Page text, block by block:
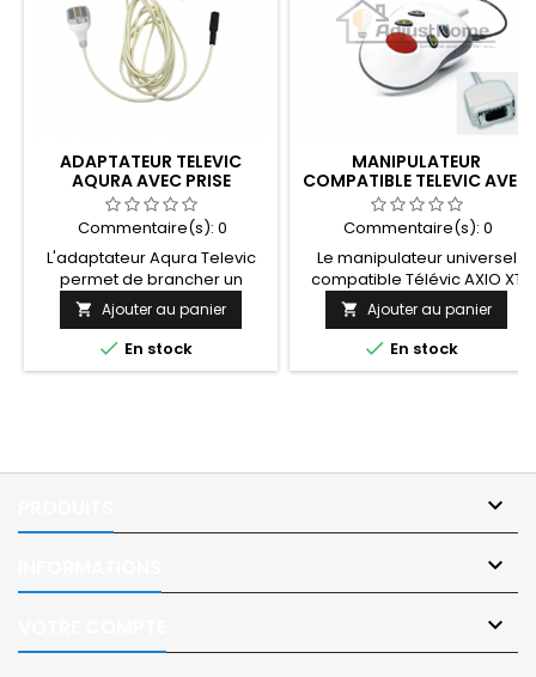
ADAPTATEUR TELEVIC
AQURA AVEC PRISE
CONTACTEUR
Commentaire(s): 0
L'adaptateur Aqura Televic
permet de brancher un
contacteur handicap via une
prise jack pour le
déclenchement de l'appel
malade, appel infirmier.
 Ajouter au panier
 En stock
MANIPULATEUR
COMPATIBLE TELEVIC AVEC
PRISE CONTACTEUR
Commentaire(s): 0
Le manipulateur universel
compatible Télévic AXIO XT
permet de brancher un
contacteur handicap via une
prise jack pour le
déclenchement de l'appel
 Ajouter au panier
 En stock


